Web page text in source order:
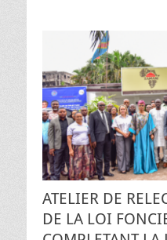
ATELIER DE
DE LA LOI